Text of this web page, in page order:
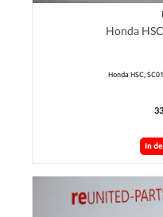
Honda
Honda HSC,
In